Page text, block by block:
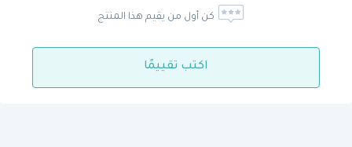
كن أول من يقيم هذا المنتج
اكتب تقييمًا